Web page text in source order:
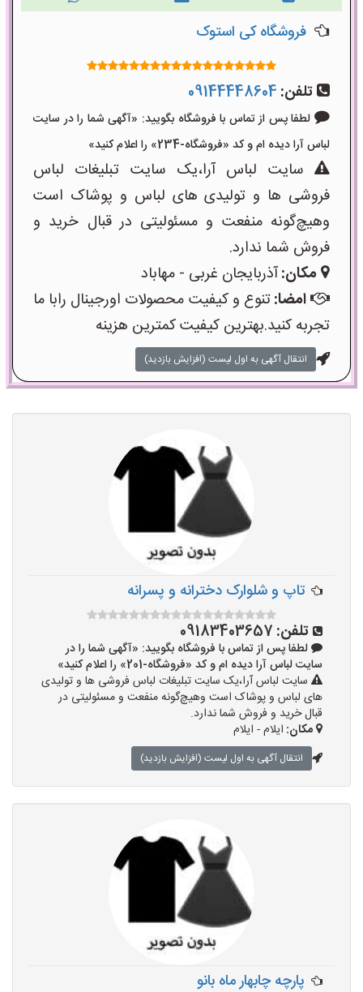
فروشگاه کی استوک
تلفن: 09144448604
لطفا پس از تماس با فروشگاه بگویید: «آگهی شما را در سایت
لباس آرا دیده ام و کد «فروشگاه-234» را اعلام کنید»
سایت لباس آرا،یک سایت تبلیغات لباس
فروشی ها و تولیدی های لباس و پوشاک است
وهیچ‌گونه منفعت و مسئولیتی در قبال خرید و
فروش شما ندارد.
مکان:آذربایجان غربی - مهاباد
امضا:تنوع و کیفیت محصولات اورجینال رابا ما
تجربه کنید.بهترین کیفیت کمترین هزینه
انتقال آگهی به اول لیست (افزایش بازدید)
تاپ و شلوارک دخترانه و پسرانه
تلفن: 09183403657
لطفا پس از تماس با فروشگاه بگویید: «آگهی شما را در
سایت لباس آرا دیده ام و کد «فروشگاه-201» را اعلام کنید»
سایت لباس آرا،یک سایت تبلیغات لباس فروشی ها و تولیدی
های لباس و پوشاک است وهیچ‌گونه منفعت و مسئولیتی در
قبال خرید و فروش شما ندارد.
مکان: ایلام - ایلام
انتقال آگهی به اول لیست (افزایش بازدید)
پارچه چابهار ماه بانو